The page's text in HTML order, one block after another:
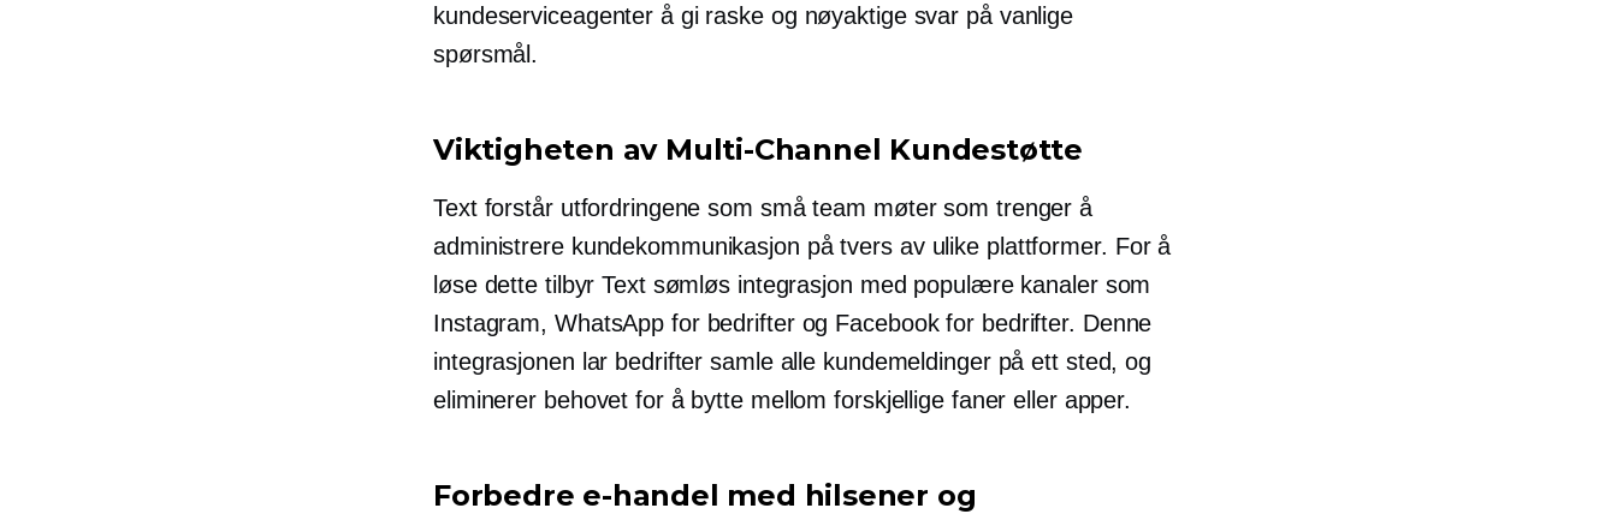
kundeserviceagenter å gi raske og nøyaktige svar på vanlige
spørsmål.
Viktigheten av Multi-Channel Kundestøtte
Text forstår utfordringene som små team møter som trenger å
administrere kundekommunikasjon på tvers av ulike plattformer. For å
løse dette tilbyr Text sømløs integrasjon med populære kanaler som
Instagram, WhatsApp for bedrifter og Facebook for bedrifter. Denne
integrasjonen lar bedrifter samle alle kundemeldinger på ett sted, og
eliminerer behovet for å bytte mellom forskjellige faner eller apper.
Forbedre e-handel med hilsener og